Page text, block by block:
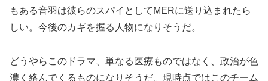
もある音羽は彼らのスパイとしてMERに送り込まれたら
しい。今後のカギを握る人物になりそうだ。
どうやらこのドラマ、単なる医療ものではなく、政治が色
濃く絡んでくるものになりそうだ。現時点ではこのチーム